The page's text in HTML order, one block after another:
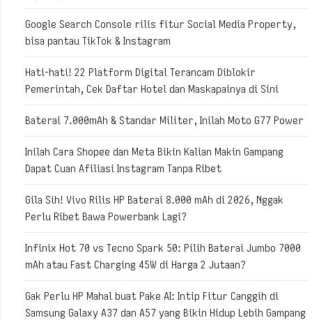
Google Search Console rilis fitur Social Media Property,
bisa pantau TikTok & Instagram
Hati-hati! 22 Platform Digital Terancam Diblokir
Pemerintah, Cek Daftar Hotel dan Maskapainya di Sini
Baterai 7.000mAh & Standar Militer, Inilah Moto G77 Power
Inilah Cara Shopee dan Meta Bikin Kalian Makin Gampang
Dapat Cuan Afiliasi Instagram Tanpa Ribet
Gila Sih! Vivo Rilis HP Baterai 8.000 mAh di 2026, Nggak
Perlu Ribet Bawa Powerbank Lagi?
Infinix Hot 70 vs Tecno Spark 50: Pilih Baterai Jumbo 7000
mAh atau Fast Charging 45W di Harga 2 Jutaan?
Gak Perlu HP Mahal buat Pake AI: Intip Fitur Canggih di
Samsung Galaxy A37 dan A57 yang Bikin Hidup Lebih Gampang